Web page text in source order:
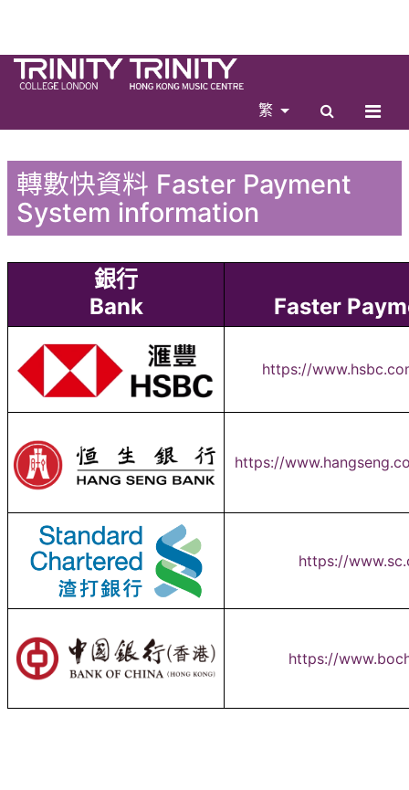
繁
轉數快資料 Faster Payment
System information
銀行
Bank
Faster
https://
https://
https://
https://